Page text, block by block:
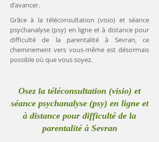
d'avancer.
Grâce à la téléconsultation (visio) et séance
psychanalyse (psy) en ligne et à distance pour
difficulté de la parentalité à Sevran, ce
cheminement vers vous-même est désormais
possible où que vous soyez.
Osez la téléconsultation (visio) et
séance psychanalyse (psy) en ligne et
à distance pour difficulté de la
parentalité à Sevran